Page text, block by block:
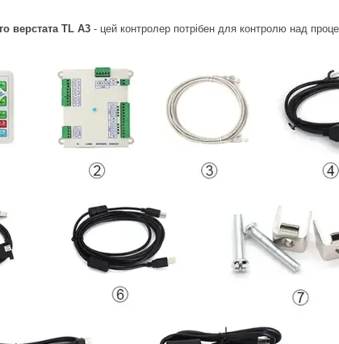
верстата TL A3 - цей контролер потрібен для контролю над